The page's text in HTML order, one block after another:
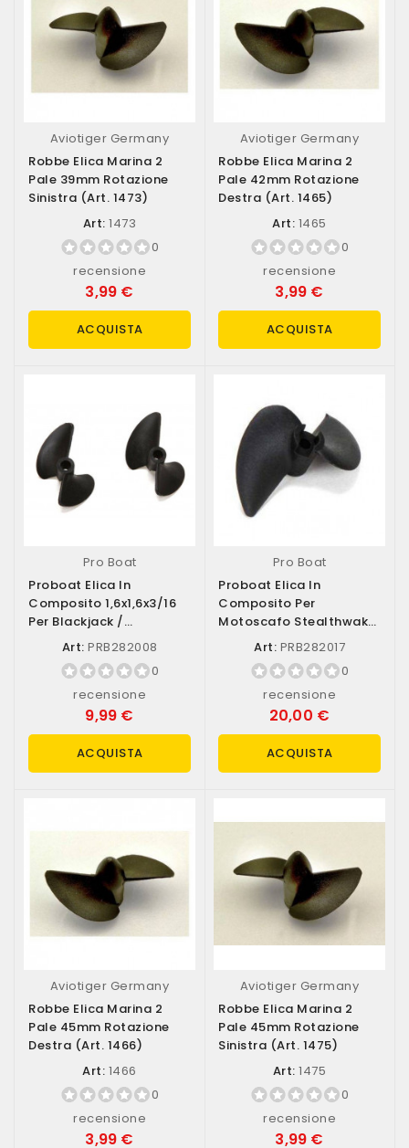
Aviotiger Germany
Robbe Elica Marina 2
Pale 39mm Rotazione
Sinistra (art. 1473)
Art: 1473
0
recensione
3,99 €
ACQUISTA
Aviotiger Germany
Robbe Elica Marina 2
Pale 42mm Rotazione
Destra (art. 1465)
Art: 1465
0
recensione
3,99 €
ACQUISTA
Pro Boat
Proboat Elica In
Composito 1,6x1,6x3/16
Per Blackjack /
Shockwave / Recoil...
Art: PRB282008
0
recensione
9,99 €
ACQUISTA
Pro Boat
Proboat Elica In
Composito Per
Motoscafo Stealthwake
23 Misura 1,6x1,6x1/8...
Art: PRB282017
0
recensione
20,00 €
ACQUISTA
Aviotiger Germany
Robbe Elica Marina 2
Pale 45mm Rotazione
Destra (art. 1466)
Art: 1466
0
recensione
3,99 €
Aviotiger Germany
Robbe Elica Marina 2
Pale 45mm Rotazione
Sinistra (art. 1475)
Art: 1475
0
recensione
3,99 €